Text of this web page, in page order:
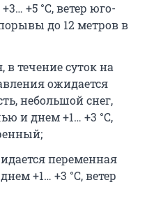
+5 °C, ветер юго-
до 12 метров в
в течение суток на
ожидается
небольшой снег,
и днем +1… +3 °C,
переменная
+1… +3 °C, ветер